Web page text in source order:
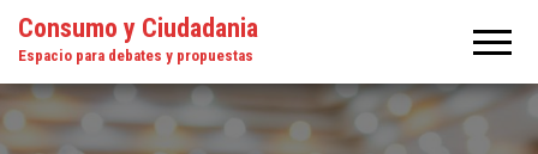
Consumo y Ciudadania
Espacio para debates y propuestas